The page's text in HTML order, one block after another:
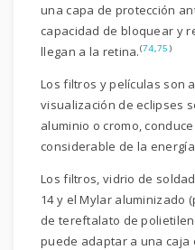
una capa de protección
capacidad de bloquear y
llegan a la retina.(74,75 )
Los filtros y películas son
visualización de eclipses
aluminio o cromo,
considerable de la
Los filtros, vidrio de
14 y el Mylar aluminizado
de tereftalato de
puede adaptar a una caja